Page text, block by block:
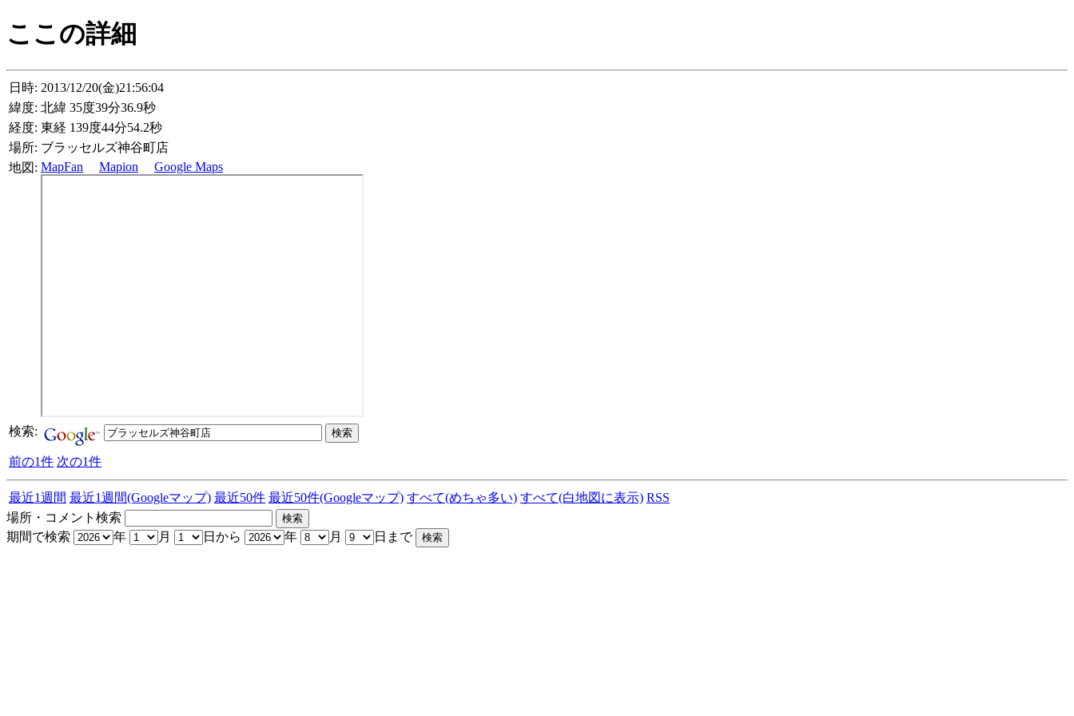
ここの詳細
日時: 2013/12/20(金)21:56:04
緯度: 北緯 35度39分36.9秒
経度: 東経 139度44分54.2秒
場所: ブラッセルズ神谷町店
地図: MapFan Mapion Google Maps
検索:
前の1件 次の1件
最近1週間 最近1週間(Googleマップ) 最近50件 最近50件(Googleマップ) すべて(めちゃ多い) すべて(白地図に表示) RSS
場所・コメント検索
期間で検索
年 月 日から 年 月 日まで